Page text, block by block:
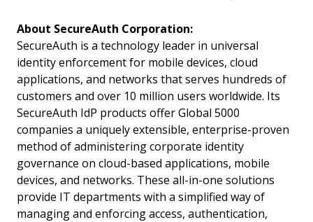
About SecureAuth Corporation:
SecureAuth is a technology leader in universal
identity enforcement for mobile devices, cloud
applications, and networks that serves hundreds of
customers and over 10 million users worldwide. Its
SecureAuth IdP products offer Global 5000
companies a uniquely extensible, enterprise-proven
method of administering corporate identity
governance on cloud-based applications, mobile
devices, and networks. These all-in-one solutions
provide IT departments with a simplified way of
managing and enforcing access, authentication,